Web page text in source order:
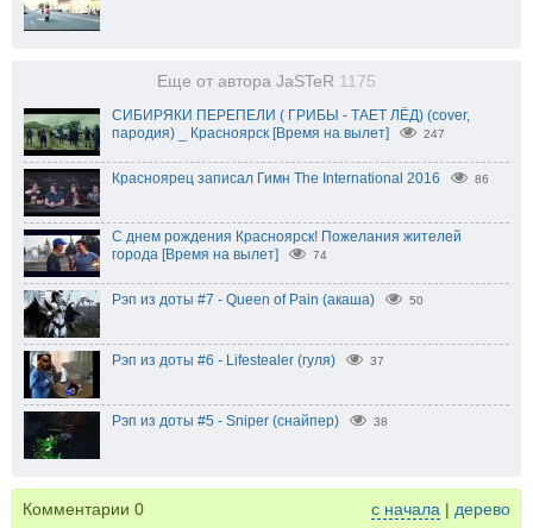
Еще от автора JaSTeR 1175
СИБИРЯКИ ПЕРЕПЕЛИ ( ГРИБЫ - ТАЕТ ЛЁД) (cover,
пародия) _ Красноярск [Время на вылет]
247
Красноярец записал Гимн The International 2016 86
С днем рождения Красноярск! Пожелания жителей
города [Время на вылет]
74
Рэп из доты #7 - Queen of Pain (акаша) 50
Рэп из доты #6 - Lifestealer (гуля) 37
Рэп из доты #5 - Sniper (снайпер) 38
Комментарии 0 с начала | дерево